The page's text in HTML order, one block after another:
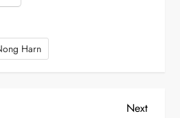
Harn
Next
Next